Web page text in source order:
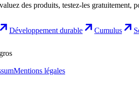
des produits, testez-les gratuitement,
Développement durable Cumulus
Mentions légales